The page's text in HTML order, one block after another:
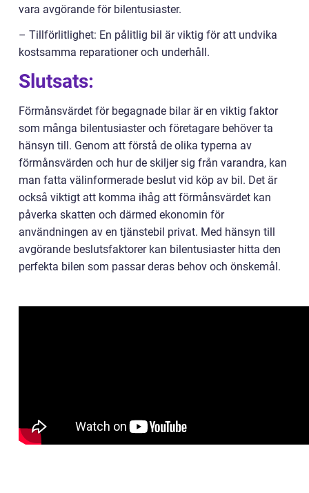
vara avgörande för bilentusiaster.
– Tillförlitlighet: En pålitlig bil är viktig för att undvika
kostsamma reparationer och underhåll.
Slutsats:
Förmånsvärdet för begagnade bilar är en viktig faktor
som många bilentusiaster och företagare behöver ta
hänsyn till. Genom att förstå de olika typerna av
förmånsvärden och hur de skiljer sig från varandra, kan
man fatta välinformerade beslut vid köp av bil. Det är
också viktigt att komma ihåg att förmånsvärdet kan
påverka skatten och därmed ekonomin för
användningen av en tjänstebil privat. Med hänsyn till
avgörande beslutsfaktorer kan bilentusiaster hitta den
perfekta bilen som passar deras behov och önskemål.